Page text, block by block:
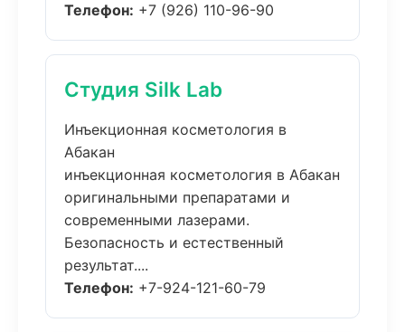
Телефон: +7 (926) 110-96-90
Студия Silk Lab
Инъекционная косметология в
Абакан
инъекционная косметология в Абакан
оригинальными препаратами и
современными лазерами.
Безопасность и естественный
результат....
Телефон: +7-924-121-60-79